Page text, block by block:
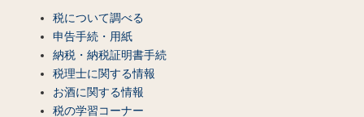
税について調べる
申告手続・用紙
納税・納税証明書手続
税理士に関する情報
お酒に関する情報
税の学習コーナー